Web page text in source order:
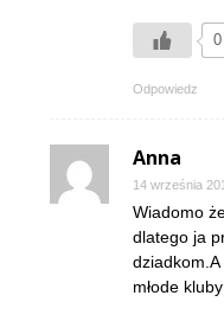
0
Odpowiedz
Anna
14 września
Wiadomo
dlatego ja
młode